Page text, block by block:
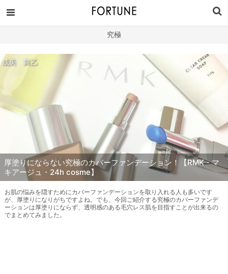
究極
成美 舞乙
厚塗りにならない究極のカバーファンデーション！【RMK・マ
キアージュ・24h cosme】
お肌の悩みを隠すためにカバーファンデーションを取り入れる人も多いです
が、厚塗りになりがちですよね。でも、今回ご紹介する究極のカバーファンデ
ーションは厚塗りにならず、透明感のある毛穴レス肌を目指すことが出来るの
でまとめてみました。